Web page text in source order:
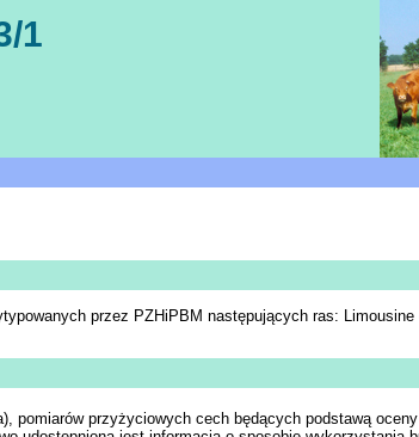
1
przez PZHiPBM następujących ras: Limousine
pomiarów przyżyciowych cech będących podstawą